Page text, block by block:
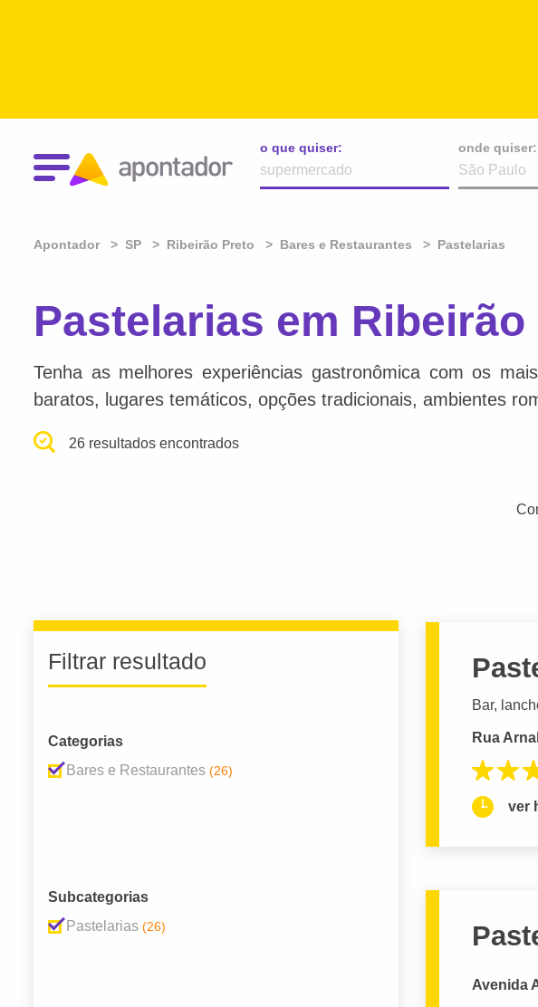
o que quiser:
onde quiser:
Apontador SP Ribeirão Preto Bares e Restaurantes Pastelarias
Pastelarias em Ribeirão
Tenha as melhores experiências gastronômica com os
baratos, lugares temáticos, opções tradicionais, ambientes
26 resultados encontrados
Filtrar resultado
Categorias
Bares e Restaurantes (26)
Subcategorias
Pastelarias (26)
Bar,
Rua
ver
Avenida